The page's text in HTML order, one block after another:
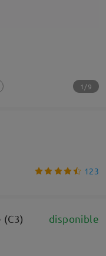
1/9
123
(C3) disponible